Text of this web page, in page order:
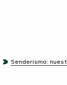
Senderismo: